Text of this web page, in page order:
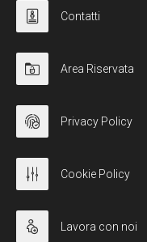
Contatti
Area Riservata
Privacy Policy
Cookie Policy
Lavora con noi